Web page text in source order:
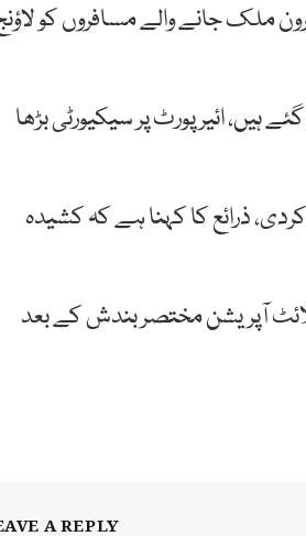
ملک جانے والے مسافروں کو
ہیں، ائیرپورٹ پر سیکیورٹی بڑھا
ذرائع کا کہنا ہے کہ کشیدہ
فلائٹ آپریشن مختصر بندش کے بعد
A REPLY